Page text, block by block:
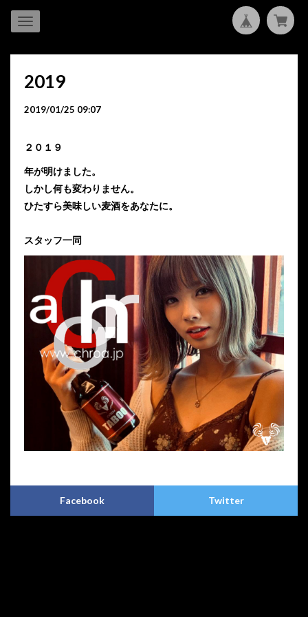
2019
2019/01/25 09:07
２０１９
年が明けました。
しかし何も変わりません。
ひたすら美味しい麦酒をあなたに。
スタッフ一同